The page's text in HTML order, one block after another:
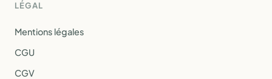
LÉGAL
Mentions légales
CGU
CGV